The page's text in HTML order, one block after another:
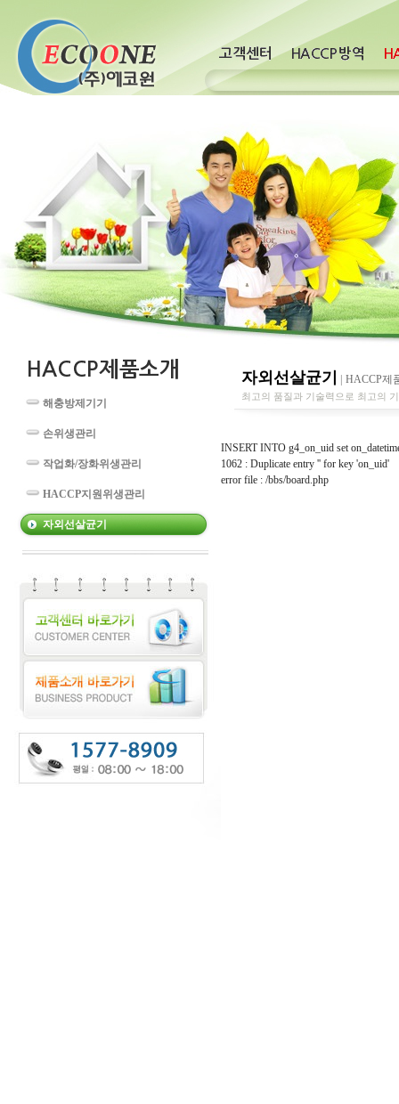
해충방제기기
손위생관리
작업화/장화위생관리
HACCP지원위생관리
자외선살균기
자외선살균기 HACCP제
최고의 품질과 기술력으로 최고의
INSERT INTO g4_on_uid set
1062 : Duplicate entry '' for key 'on_uid'
error file : /bbs/board.php